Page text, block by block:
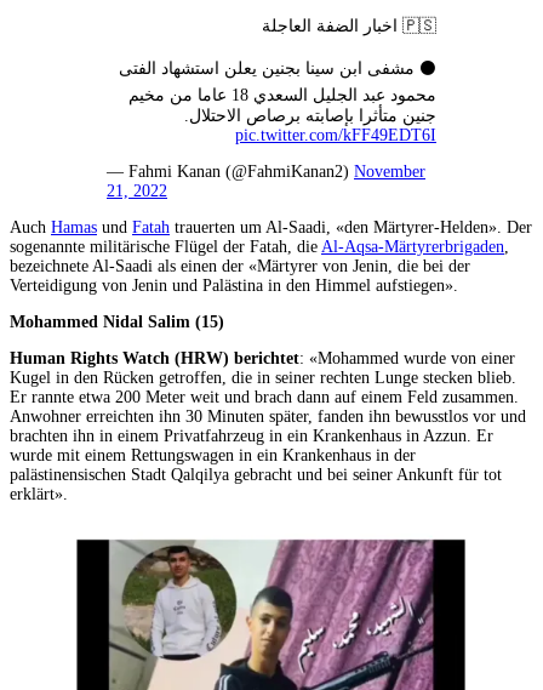
🇵🇸 اخبار الضفة العاجلة
⚫️ مشفى ابن سينا بجنين يعلن استشهاد الفتى
محمود عبد الجليل السعدي 18 عاما من مخيم
جنين متأثرا بإصابته برصاص الاحتلال.
pic.twitter.com/kFF49EDT6I
— Fahmi Kanan (@FahmiKanan2) November
21, 2022
Auch Hamas und Fatah trauerten um Al-Saadi, «den Märtyrer-Helden». Der
sogenannte militärische Flügel der Fatah, die Al-Aqsa-Märtyrerbrigaden,
bezeichnete Al-Saadi als einen der «Märtyrer von Jenin, die bei der
Verteidigung von Jenin und Palästina in den Himmel aufstiegen».
Mohammed Nidal Salim (15)
Human Rights Watch (HRW) berichtet: «Mohammed wurde von einer
Kugel in den Rücken getroffen, die in seiner rechten Lunge stecken blieb.
Er rannte etwa 200 Meter weit und brach dann auf einem Feld zusammen.
Anwohner erreichten ihn 30 Minuten später, fanden ihn bewusstlos vor und
brachten ihn in einem Privatfahrzeug in ein Krankenhaus in Azzun. Er
wurde mit einem Rettungswagen in ein Krankenhaus in der
palästinensischen Stadt Qalqilya gebracht und bei seiner Ankunft für tot
erklärt».